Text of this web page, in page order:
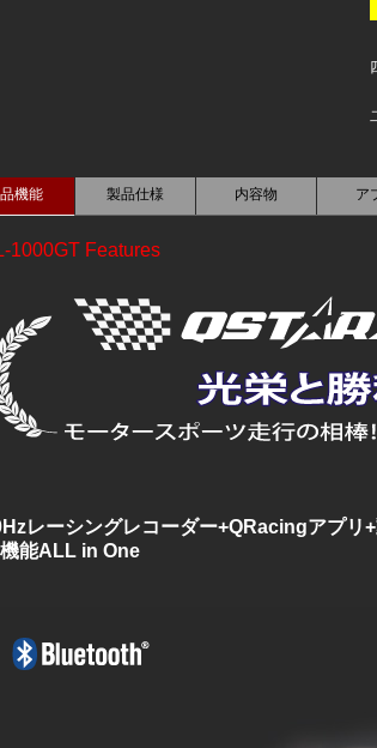
機能 製品仕様 内容物 ア
1000GT Features
レーシングレコーダー+QRacingアプ
能ALL in One